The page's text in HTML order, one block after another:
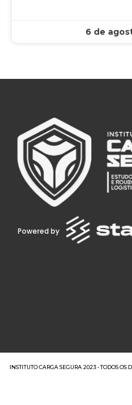
6 de
Powered by
INSTITUTO CARGA SEGURA 2023 - TODOS OS